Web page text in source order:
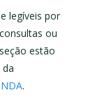
legíveis por
ou
estão
.